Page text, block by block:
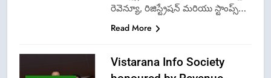
రెవెన్యూ, రిజిస్ట్రేషన్ మరియు స్టాంప్స్…
Read More
Vistarana Info Society